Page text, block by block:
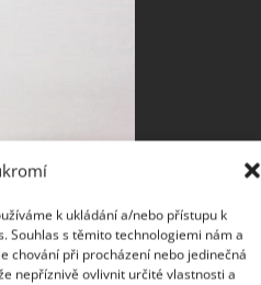
k ukládání a/nebo přístupu k
Souhlas s těmito technologiemi nám a
chování při procházení nebo jedinečná
nepříznivě ovlivnit určité vlastnosti a